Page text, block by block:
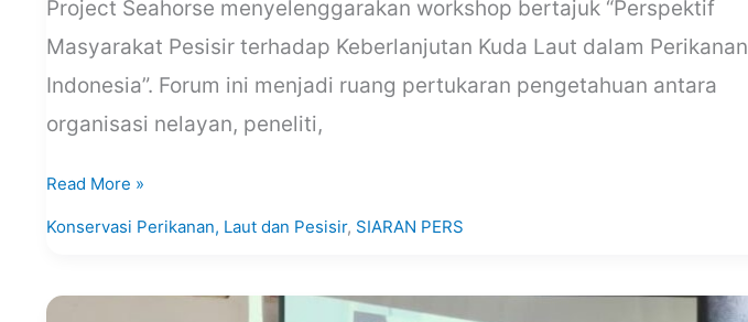
Project Seahorse menyelenggarakan workshop bertajuk “Perspektif
Masyarakat Pesisir terhadap Keberlanjutan Kuda Laut dalam Perikanan
Indonesia”. Forum ini menjadi ruang pertukaran pengetahuan antara
organisasi nelayan, peneliti,
Read More »
Konservasi Perikanan, Laut dan Pesisir, SIARAN PERS
Siaran